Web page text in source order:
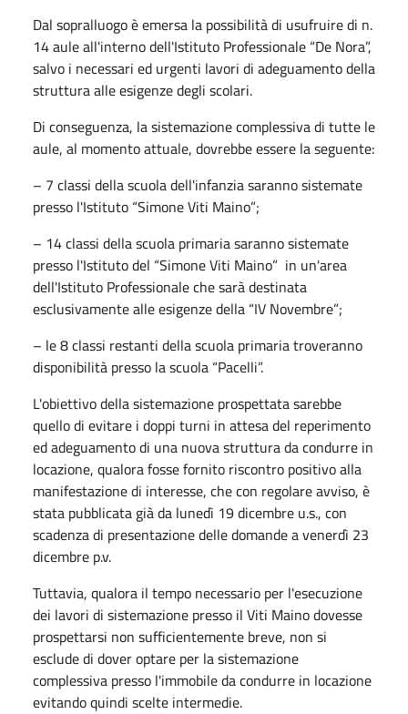
Dal sopralluogo è emersa la possibilità di usufruire di n.
14 aule all'interno dell'Istituto Professionale “De Nora”,
salvo i necessari ed urgenti lavori di adeguamento della
struttura alle esigenze degli scolari.
Di conseguenza, la sistemazione complessiva di tutte le
aule, al momento attuale, dovrebbe essere la seguente:
– 7 classi della scuola dell'infanzia saranno sistemate
presso l'Istituto “Simone Viti Maino”;
– 14 classi della scuola primaria saranno sistemate
presso l'Istituto del “Simone Viti Maino” in un'area
dell'Istituto Professionale che sarà destinata
esclusivamente alle esigenze della “IV Novembre”;
– le 8 classi restanti della scuola primaria troveranno
disponibilità presso la scuola “Pacelli”.
L'obiettivo della sistemazione prospettata sarebbe
quello di evitare i doppi turni in attesa del reperimento
ed adeguamento di una nuova struttura da condurre in
locazione, qualora fosse fornito riscontro positivo alla
manifestazione di interesse, che con regolare avviso, è
stata pubblicata già da lunedì 19 dicembre u.s., con
scadenza di presentazione delle domande a venerdì 23
dicembre p.v.
Tuttavia, qualora il tempo necessario per l'esecuzione
dei lavori di sistemazione presso il Viti Maino dovesse
prospettarsi non sufficientemente breve, non si
esclude di dover optare per la sistemazione
complessiva presso l'immobile da condurre in locazione
evitando quindi scelte intermedie.